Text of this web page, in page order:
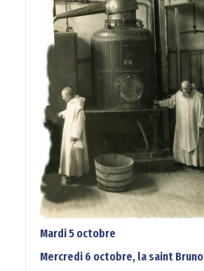
Mardi 5 octobre
Mercredi 6 octobre, la saint Bruno